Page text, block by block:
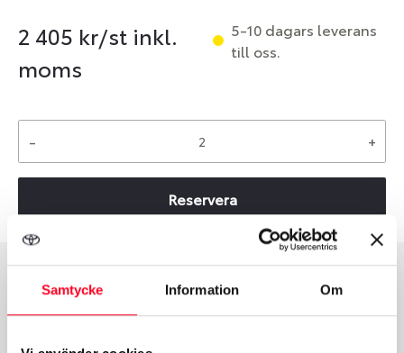
Samtycke Information Om
2 405 kr/st inkl.
moms
5-10 dagars leverans
till oss.
- +
Reservera
Däcktyp
Sommar
Däckstorlek
245/50 R 18 104Y